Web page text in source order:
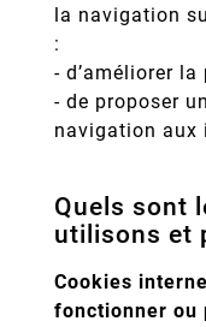
la navigation
:
- d’améliorer
- de proposer
navigation aux
Quels sont
utilisons et
Cookies
fonctionner ou